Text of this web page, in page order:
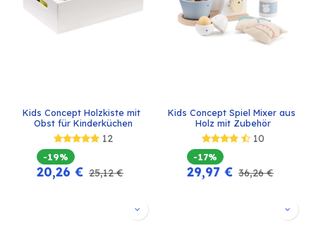
Kids Concept Holzkiste mit
Obst für Kinderküchen
12
-19%
20,26 € 25,12€
Kids Concept Spiel Mixer aus
Holz mit Zubehör
10
-17%
29,97 € 36,26€